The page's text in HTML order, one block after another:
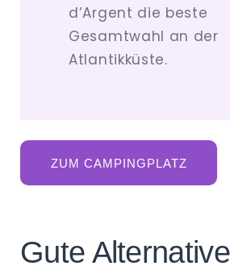
d’Argent die beste
Gesamtwahl an der
Atlantikküste.
ZUM CAMPINGPLATZ
Gute